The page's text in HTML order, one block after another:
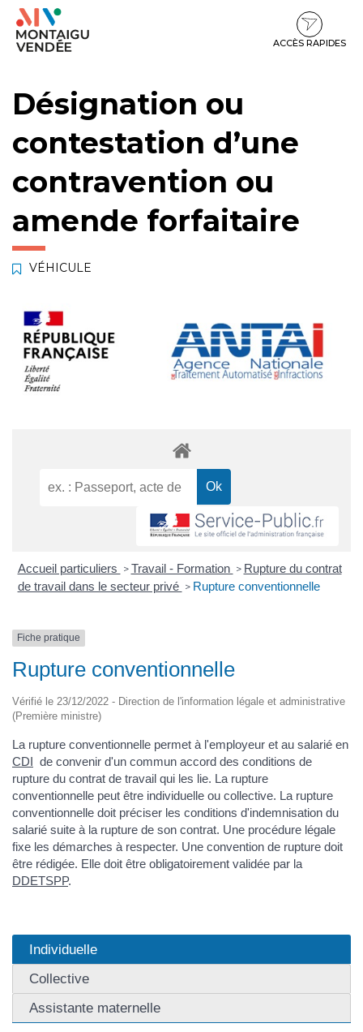
Gestion des traceurs
Aller
Aller
contenu
Aller
pied
ACCÈS RAPIDES
Désignation ou
contestation d’une
contravention ou
amende forfaitaire
VÉHICULE
Accueil particuliers > Travail - Formation > Rupture du contrat
de travail dans le secteur privé > Rupture conventionnelle
Fiche pratique
Rupture conventionnelle
Vérifié le 23/12/2022 - Direction de l'information légale et administrative
(Première ministre)
La rupture conventionnelle permet à l'employeur et au salarié en
CDI de convenir d'un commun accord des conditions de
rupture du contrat de travail qui les lie. La rupture
conventionnelle peut être individuelle ou collective. La rupture
conventionnelle doit préciser les conditions d'indemnisation du
salarié suite à la rupture de son contrat. Une procédure légale
fixe les démarches à respecter. Une convention de rupture doit
être rédigée. Elle doit être obligatoirement validée par la
DDETSPP.
Individuelle
Collective
Assistante maternelle